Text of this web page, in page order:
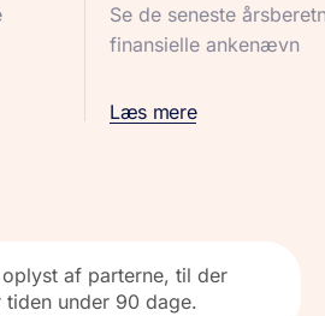
Se de seneste
finansielle ankenævn
Læs mere
af parterne, til der
under 90 dage.